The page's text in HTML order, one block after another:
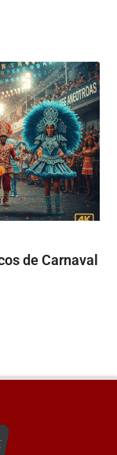
de Carnaval